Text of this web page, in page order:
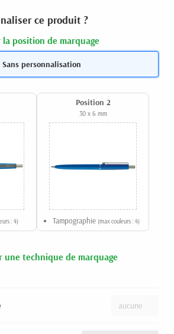
ce produit ?
la position de marquage
Sans personnalisation
: 4)
Position 2
30 x 6 mm
Tampographie (max couleurs : 4)
une technique de marquage